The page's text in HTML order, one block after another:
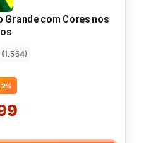
Grande com Cores nos
(1.564)